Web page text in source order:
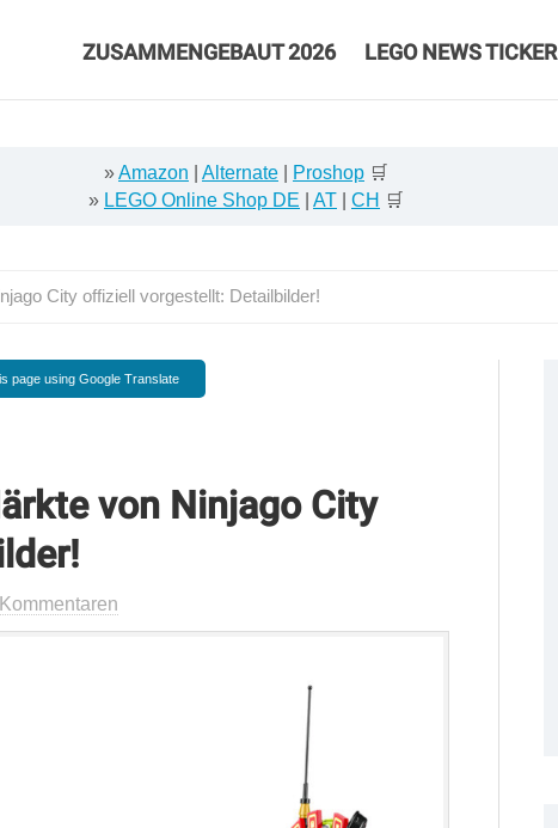
ZUSAMMENGEBAUT 2026 LEGO NEWS TICKER
»Amazon Alternate Proshop 🛒
» LEGO Online Shop DE AT CH 🛒
City offiziell vorgestellt: Detailbilder!
page using Google Translate
von Ninjago City